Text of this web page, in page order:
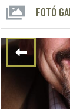
FOTÓ